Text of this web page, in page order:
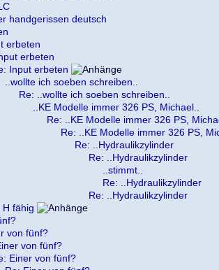
handgerissen deutsch
erbeten
erbeten
Input erbeten
..wollte ich soeben schreiben..
Re: ..wollte ich soeben schreiben..
..KE Modelle immer 326 PS, Michael..
Re: ..KE Modelle immer 326 PS,
Re: ..KE Modelle immer 326 PS,
Re: ..Hydraulikzylinder
Re: ..Hydraulikzylinder
..stimmt..
Re: ..Hydraulikzylinder
Re: ..Hydraulikzylinder
H fähig
von fünf?
von fünf?
Einer von fünf?